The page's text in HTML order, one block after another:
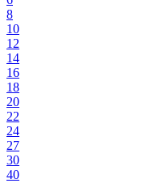
8
10
12
14
16
18
20
22
24
27
30
40